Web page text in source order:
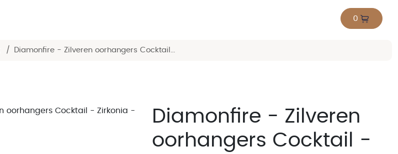
0
/ Diamonfire - Zilveren oorhangers Cocktail...
Diamonfire - Zilveren
oorhangers Cocktail -